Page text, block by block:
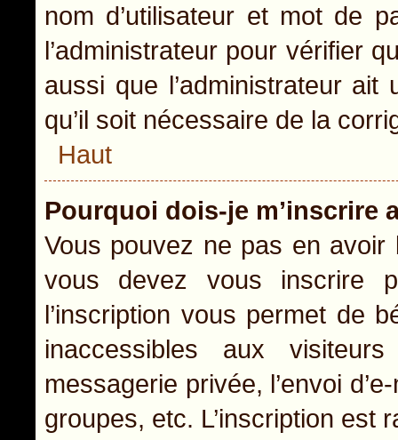
nom d’utilisateur et mot de
l’administrateur pour vérifier
aussi que l’administrateur
qu’il soit nécessaire de la
Haut
Pourquoi dois-je m’inscrire
Vous pouvez ne pas en avoir
vous devez vous inscrire
l’inscription vous permet de
inaccessibles aux
messagerie privée, l’envoi
groupes, etc. L’inscription est